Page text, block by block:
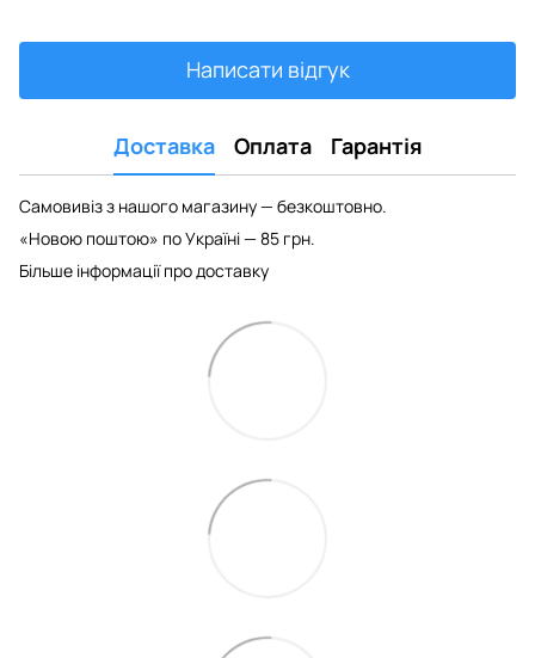
Написати відгук
Доставка Оплата Гарантія
Самовивіз з нашого магазину — безкоштовно.
«Новою поштою» по Україні — 85 грн.
Більше інформації про доставку